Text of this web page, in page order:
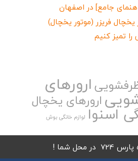
جامع] در اصفهان
فریزر (موتور یخچال)
تمیز کنیم
ارورهای
ارورهای یخچال
اسنوا لوازم خانگی بوش
محل شما !